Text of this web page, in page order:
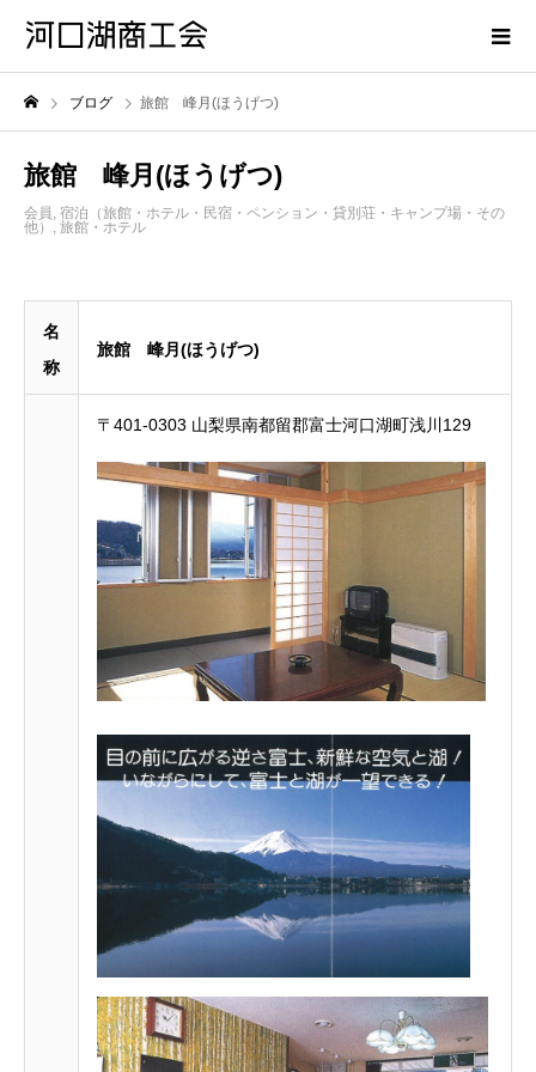
ブログ 旅館 峰月(ほうげつ)
旅館 峰月(ほうげつ)
会員 宿泊（旅館・ホテル・民宿・ペンション・貸別荘・キャンプ場・その
他）
旅館・ホテル
名
称
旅館 峰月(ほうげつ)
〒401-0303 山梨県南都留郡富士河口湖町浅川129